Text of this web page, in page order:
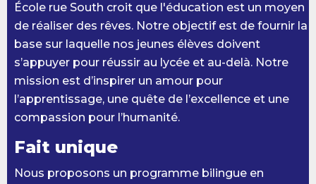
École rue South croit que l'éducation est un moyen
de réaliser des rêves. Notre objectif est de fournir la
base sur laquelle nos jeunes élèves doivent
s’appuyer pour réussir au lycée et au-delà. Notre
mission est d’inspirer un amour pour
l’apprentissage, une quête de l’excellence et une
compassion pour l’humanité.
Fait unique
Nous proposons un programme bilingue en